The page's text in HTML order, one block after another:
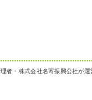
者・株式会社名寄振興公社が